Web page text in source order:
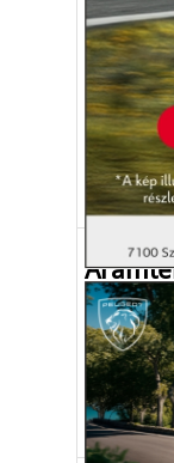
látták
290 millió
a görög
Görögország
Gazdaság
Ausztria
Gazdaság